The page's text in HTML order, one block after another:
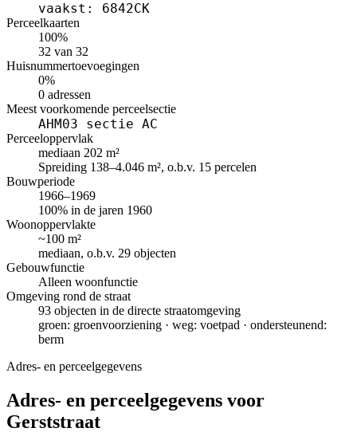
vaakst: 6842CK
Perceelkaarten
100%
32 van 32
Huisnummertoevoegingen
0%
0 adressen
Meest voorkomende perceelsectie
AHM03 sectie AC
Perceeloppervlak
mediaan 202 m²
Spreiding 138–4.046 m², o.b.v. 15 percelen
Bouwperiode
1966–1969
100% in de jaren 1960
Woonoppervlakte
~100 m²
mediaan, o.b.v. 29 objecten
Gebouwfunctie
Alleen woonfunctie
Omgeving rond de straat
93 objecten in de directe straatomgeving
groen: groenvoorziening · weg: voetpad · ondersteunend:
berm
Adres- en perceelgegevens
Adres- en perceelgegevens voor
Gerststraat